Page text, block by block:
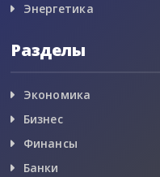
Энергетика
Разделы
Экономика
Бизнес
Финансы
Банки